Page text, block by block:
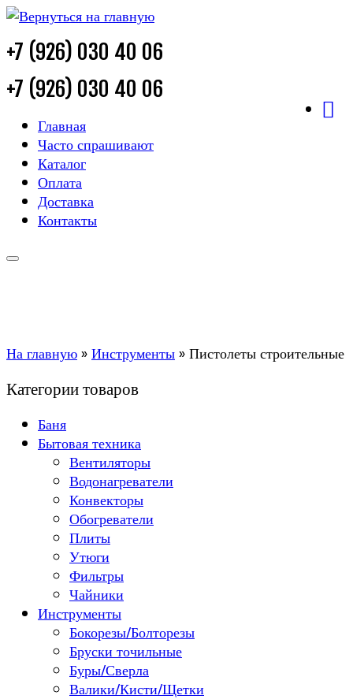
+7 (926) 030 40 06
+7 (926) 030 40 06
Главная
Часто спрашивают
Каталог
Оплата
Доставка
Контакты
На главную»Инструменты»Пистолеты строительные
Категории товаров
Баня
Бытовая техника
Вентиляторы
Водонагреватели
Конвекторы
Обогреватели
Плиты
Утюги
Фильтры
Чайники
Инструменты
Бокорезы/Болторезы
Бруски точильные
Буры/Сверла
Валики/Кисти/Щетки